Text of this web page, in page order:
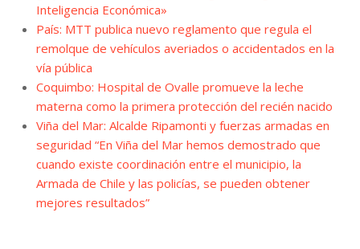
Inteligencia Económica»
País: MTT publica nuevo reglamento que regula el
remolque de vehículos averiados o accidentados en la
vía pública
Coquimbo: Hospital de Ovalle promueve la leche
materna como la primera protección del recién nacido
Viña del Mar: Alcalde Ripamonti y fuerzas armadas en
seguridad “En Viña del Mar hemos demostrado que
cuando existe coordinación entre el municipio, la
Armada de Chile y las policías, se pueden obtener
mejores resultados”